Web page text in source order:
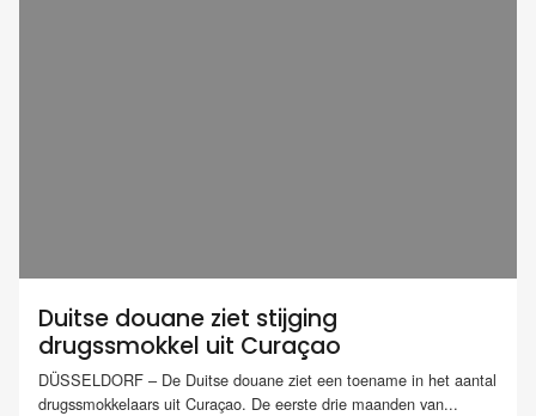
Duitse douane ziet stijging
drugssmokkel uit Curaçao
DÜSSELDORF – De Duitse douane ziet een toename in het aantal
drugssmokkelaars uit Curaçao. De eerste drie maanden van...